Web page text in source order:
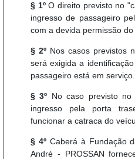
§ 1ºO direito previsto no
ingresso de passageiro
com a devida permissão do
§ 2ºNos casos previstos
será exigida a
passageiro está em serviço.
§ 3º No caso previsto
ingresso pela porta
funcionar a catraca do
§ 4º Caberá à Fundação
André - PROSSAN